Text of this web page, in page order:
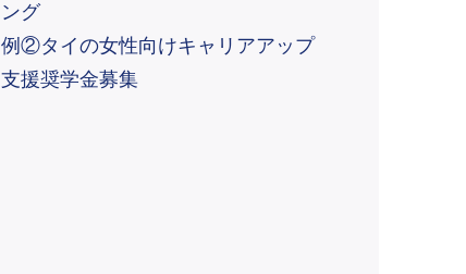
ング
例②タイの女性向けキャリアアップ
支援奨学金募集